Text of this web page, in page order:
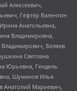
Алексеевич,
Гефтер Валентин
Анатольевна,
Владимировна,
Беляев
Светлана
Юрьевна, Гендель
Шуманов Илья
Анатолий Мариевич,